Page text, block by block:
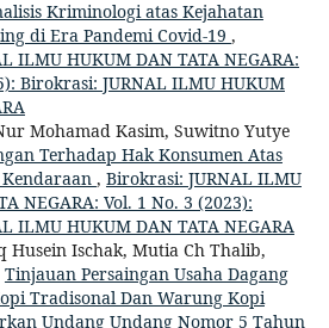
Kriminologi atas Kejahatan
di Era Pandemi Covid-19 ,
ILMU HUKUM DAN TATA NEGARA:
Birokrasi: JURNAL ILMU HUKUM
Mohamad Kasim, Suwitno Yutye
Terhadap Hak Konsumen Atas
, Birokrasi: JURNAL ILMU
NEGARA: Vol. 1 No. 3 (2023):
ILMU HUKUM DAN TATA NEGARA
Husein Ischak, Mutia Ch Thalib,
Tinjauan Persaingan Usaha Dagang
Tradisonal Dan Warung Kopi
Undang Undang Nomor 5 Tahun